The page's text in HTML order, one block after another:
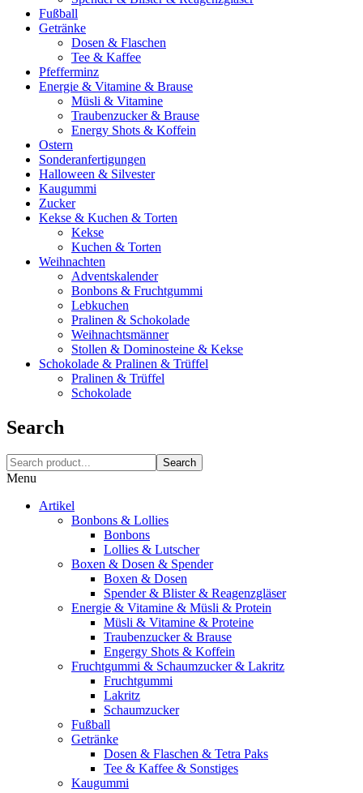
Fußball
Getränke
Dosen & Flaschen
Tee & Kaffee
Pfefferminz
Energie & Vitamine & Brause
Müsli & Vitamine
Traubenzucker & Brause
Energy Shots & Koffein
Ostern
Sonderanfertigungen
Halloween & Silvester
Kaugummi
Zucker
Kekse & Kuchen & Torten
Kekse
Kuchen & Torten
Weihnachten
Adventskalender
Bonbons & Fruchtgummi
Lebkuchen
Pralinen & Schokolade
Weihnachtsmänner
Stollen & Dominosteine & Kekse
Schokolade & Pralinen & Trüffel
Pralinen & Trüffel
Schokolade
Search
Search
Menu
Artikel
Bonbons & Lollies
Bonbons
Lollies & Lutscher
Boxen & Dosen & Spender
Boxen & Dosen
Spender & Blister & Reagenzgläser
Energie & Vitamine & Müsli & Protein
Müsli & Vitamine & Proteine
Traubenzucker & Brause
Engergy Shots & Koffein
Fruchtgummi & Schaumzucker & Lakritz
Fruchtgummi
Lakritz
Schaumzucker
Fußball
Getränke
Dosen & Flaschen & Tetra Paks
Tee & Kaffee & Sonstiges
Kaugummi